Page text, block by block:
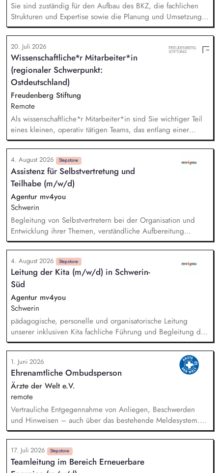
Sie sind zuständig für den Aufbau des BKZ, die fachlichen
Strukturen und Expertise sowie die Planung und Umsetzung
der mit der Auftraggeberin vereinbarten fachlichen und
strategischen Ziele. Sie übernehmen die disziplinarische
Führung und Personalentwicklung der Ihnen direkt
unterstellten Mitarbeitenden, deren fachliche Gesamtleitung
und Förderung eines guten Arbeitsklimas. Sie haben die
Gesamtverantwortung für die Umsetzung der Aufgaben und
Prozesse im Bereich einschließlich der Kontrolle des
Arbeitsfortschritts und der Termineinhaltung inne. Sie
repräsentieren das BKZ samt der betroffenen Themenfelder
im politischen und fachlichen Umfeld und erweitern das
Netzwerk.
20. Juli 2026
Wissenschaftliche*r Mitarbeiter*in
(regionaler Schwerpunkt:
Ostdeutschland)
Freudenberg Stiftung
Remote
Als wissenschaftliche*r Mitarbeiter*in sind Sie wichtiger Teil
eines kleinen, operativ tätigen Teams, das entlang einer
klaren Programmatik langfristig soziale Innovation
implementiert. Sie unterstützen die Geschäftsführung bei der
Umsetzung der Stiftungsprogrammatik und entwickeln dabei
die Internationalisierungsstrategie der Stiftung weiter. Sie
übersetzen wissenschaftliche Erkenntnisse in
alltagsangebundene Handlungsansätze entlang unserer
Stiftungsprogrammatik.
4. August 2026 Stepstone
Assistenz für Selbstvertretung und
Teilhabe (m/w/d)
Agentur mv4you
Schwerin
Begleitung von Selbstvertretern bei der Organisation und
Entwicklung ihrer Themen, verständliche Aufbereitung
komplexer Inhalte, auch in Leichter Sprache, fachgerechte
Bearbeitung von Anliegen und Situationen auf Grundlage des
Gewaltschutzkonzeptes, Koordination von Terminen und
Begleitung von Treffen in Schwerin sowie auf Landes- und
Bundesebene, Festhalten von Ergebnissen und Strukturierung
der nächsten Schritte, Mitwirkung an Jahresplanung und
Tätigkeitsbericht gemeinsam mit den Selbstvertretern
4. August 2026 Stepstone
Leitung der Kita (m/w/d) in Schwerin-
Süd
Agentur mv4you
Schwerin
pädagogische, personelle und organisatorische Leitung
unserer inklusiven Kita fachliche Führung und Begleitung des
Teams sowie Sicherstellung eines verlässlichen und
wertschätzenden Miteinanders aktive Weiterentwicklung der
pädagogischen Arbeit auf Grundlage von Inklusion,
Montessori sowie Natur- und Medienbildung enge
Zusammenarbeit mit Eltern, internen Fachbereichen und
externen Partnern Steuerung und Sicherung zentraler Abläufe
im Kita-Alltag sowie verantwortliche Mitwirkung an
Personalplanung, Konzeptionsarbeit und Qualitätsentwicklung
1. Juni 2026
Ehrenamtliche Ombudsperson
Ärzte der Welt e.V.
remote
Vertrauliche Entgegennahme von Anliegen, Beschwerden
und Hinweisen – auch über das bestehende Meldesystem.
Vermittlung bei Konflikten und Unterstützung bei
Klärungsprozessen. Konzeption und Durchführung von
Schulungen und Sensibilisierungsformaten. Mitwirkung an der
Weiterentwicklung von Leitlinien, Verhaltenskodizes und dem
17. Juli 2026 Stepstone
Teamleitung im Bereich Erneuerbare